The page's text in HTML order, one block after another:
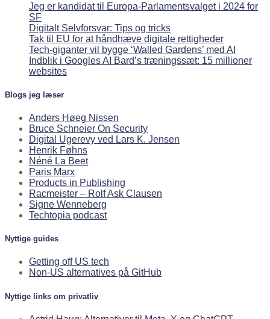
Jeg er kandidat til Europa-Parlamentsvalget i 2024 for
SF
Digitalt Selvforsvar: Tips og tricks
Tak til EU for at håndhæve digitale rettigheder
Tech-giganter vil bygge ‘Walled Gardens’ med AI
Indblik i Googles AI Bard’s træningssæt: 15 millioner
websites
Blogs jeg læser
Anders Høeg Nissen
Bruce Schneier On Security
Digital Ugerevy ved Lars K. Jensen
Henrik Føhns
Néné La Beet
Paris Marx
Products in Publishing
Racmeister – Rolf Ask Clausen
Signe Wenneberg
Techtopia podcast
Nyttige guides
Getting off US tech
Non-US alternatives på GitHub
Nyttige links om privatliv